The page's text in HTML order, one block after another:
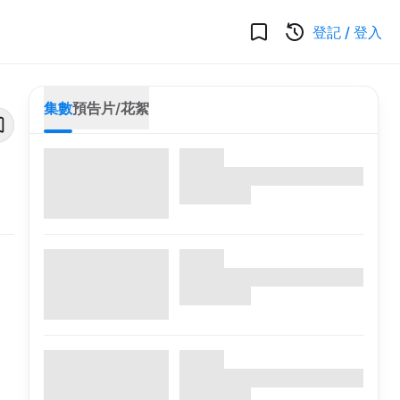
登記 / 登入
集數預告片/花絮